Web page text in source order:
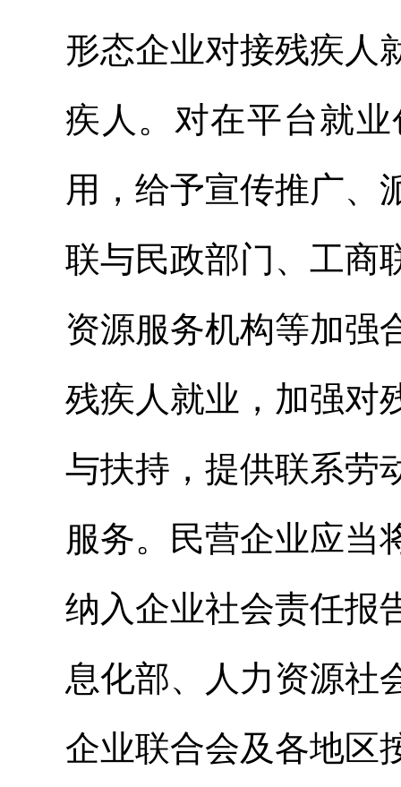
形态企业对接残疾人
疾人。对在平台就
用，给予宣传推广、
联与民政部门、工商
资源服务机构等加强
残疾人就业，加强对
与扶持，提供联系劳
服务。民营企业应当
纳入企业社会责任报
息化部、人力资源社
企业联合会及各地区